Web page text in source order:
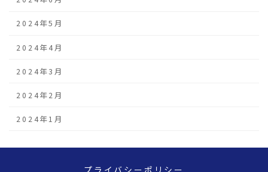
2024年5月
2024年4月
2024年3月
2024年2月
2024年1月